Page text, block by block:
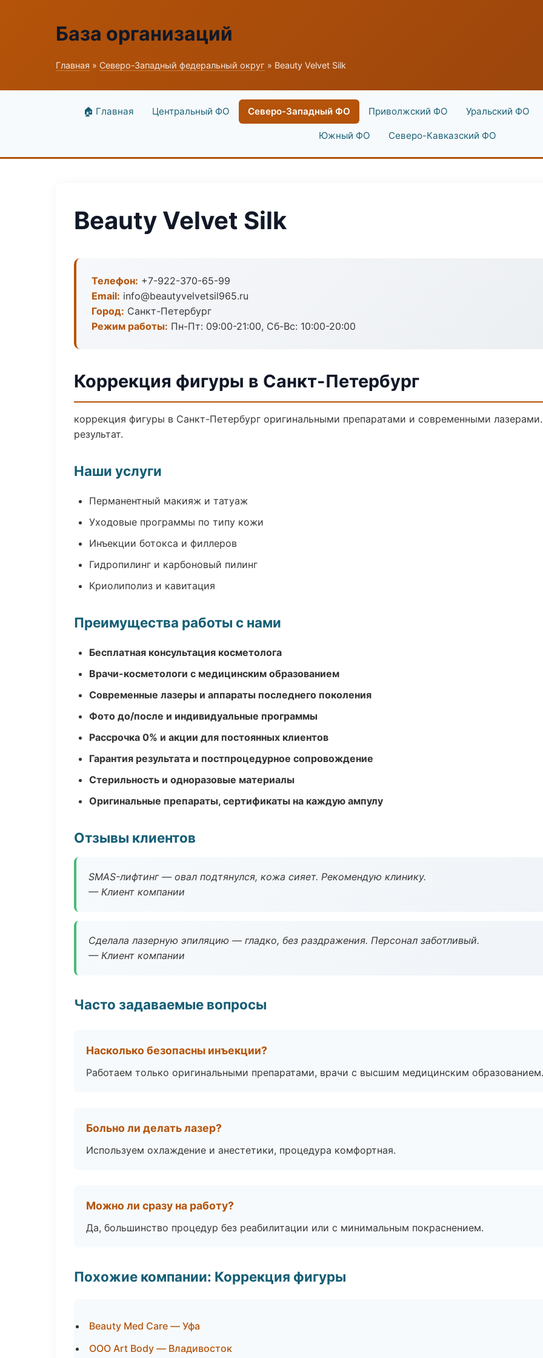
База организаций
Главная » Северо-Западный федеральный округ » Beauty Velvet Silk
🏠 Главная Центральный ФО Северо-Западный ФО Приволжский ФО Уральский ФО
Южный ФО Северо-Кавказский ФО
Beauty Velvet Silk
Телефон: +7-922-370-65-99
Email: info@beautyvelvetsil965.ru
Город: Санкт-Петербург
Режим работы: Пн-Пт: 09:00-21:00, Сб-Вс: 10:00-20:00
Коррекция фигуры в Санкт-Петербург
коррекция фигуры в Санкт-Петербург оригинальными препаратами и современными
результат.
Наши услуги
Перманентный макияж и татуаж
Уходовые программы по типу кожи
Инъекции ботокса и филлеров
Гидропилинг и карбоновый пилинг
Криолиполиз и кавитация
Преимущества работы с нами
Бесплатная консультация косметолога
Врачи-косметологи с медицинским образованием
Современные лазеры и аппараты последнего поколения
Фото до/после и индивидуальные программы
Рассрочка 0% и акции для постоянных клиентов
Гарантия результата и постпроцедурное сопровождение
Стерильность и одноразовые материалы
Оригинальные препараты, сертификаты на каждую ампулу
Отзывы клиентов
SMAS-лифтинг — овал подтянулся, кожа сияет. Рекомендую клинику.
— Клиент компании
Сделала лазерную эпиляцию — гладко, без раздражения. Персонал заботливый.
— Клиент компании
Часто задаваемые вопросы
Насколько безопасны инъекции?
Работаем только оригинальными препаратами, врачи с высшим медицинским образованием.
Больно ли делать лазер?
Используем охлаждение и анестетики, процедура комфортная.
Можно ли сразу на работу?
Да, большинство процедур без реабилитации или с минимальным покраснением.
Похожие компании: Коррекция фигуры
Beauty Med Care — Уфа
ООО Art Body — Владивосток